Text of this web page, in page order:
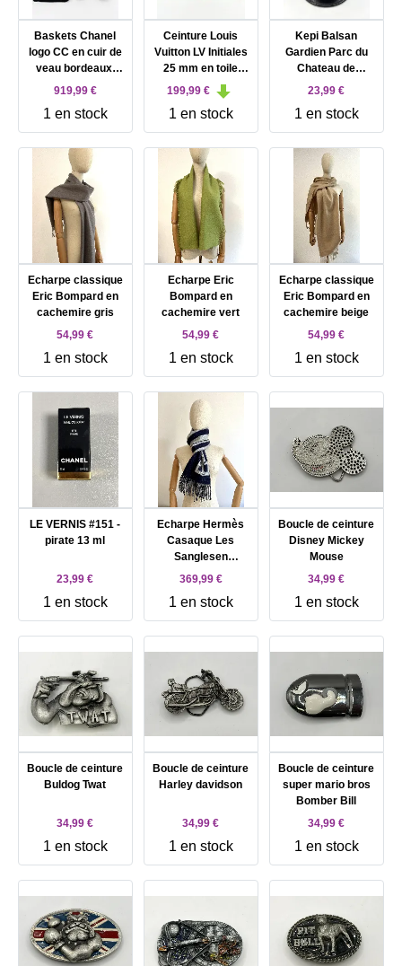
Baskets Chanel
logo CC en cuir de
veau bordeaux,
blanc et rose
919,99 €
1 en stock
Ceinture Louis
Vuitton LV Initiales
25 mm en toile
monogram
199,99 €
1 en stock
Kepi Balsan
Gardien Parc du
Chateau de
Versailles
23,99 €
1 en stock
Echarpe classique
Eric Bompard en
cachemire gris
54,99 €
1 en stock
Echarpe Eric
Bompard en
cachemire vert
54,99 €
1 en stock
Echarpe classique
Eric Bompard en
cachemire beige
54,99 €
1 en stock
LE VERNIS #151 -
pirate 13 ml
23,99 €
1 en stock
Echarpe Hermès
Casaque Les
Sanglesen
cachemire gris et
369,99 €
1 en stock
Boucle de ceinture
Disney Mickey
Mouse
34,99 €
1 en stock
Boucle de ceinture
Buldog Twat
34,99 €
1 en stock
Boucle de ceinture
Harley davidson
34,99 €
1 en stock
Boucle de ceinture
super mario bros
Bomber Bill
34,99 €
1 en stock